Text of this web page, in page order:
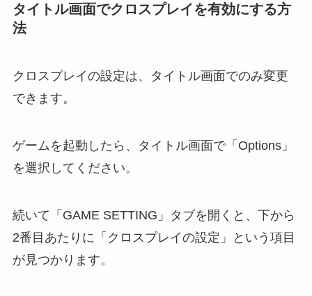
タイトル画面でクロスプレイを有効にする方
法
クロスプレイの設定は、タイトル画面でのみ変更
できます。
ゲームを起動したら、タイトル画面で「Options」
を選択してください。
続いて「GAME SETTING」タブを開くと、下から
2番目あたりに「クロスプレイの設定」という項目
が見つかります。